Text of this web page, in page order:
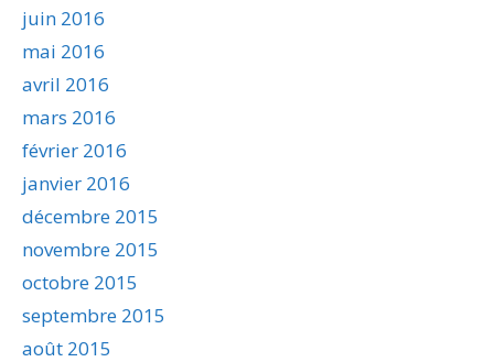
juin 2016
mai 2016
avril 2016
mars 2016
février 2016
janvier 2016
décembre 2015
novembre 2015
octobre 2015
septembre 2015
août 2015